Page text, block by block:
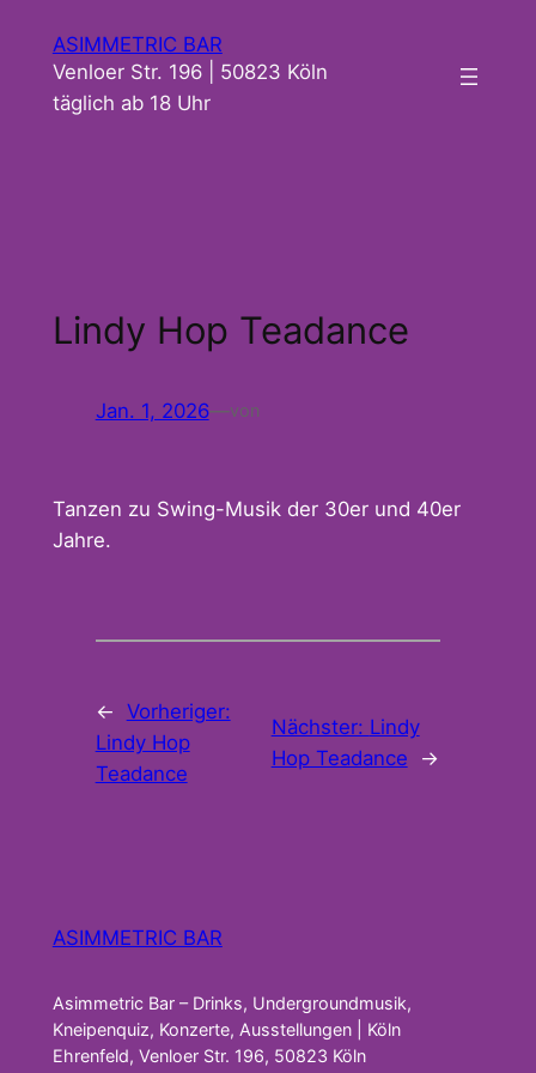
Inhalt
springen
ASIMMETRIC BAR
Venloer Str. 196 | 50823 Köln
täglich ab 18 Uhr
Lindy Hop Teadance
Jan. 1, 2026—von
Tanzen zu Swing-Musik der 30er und 40er
Jahre.
← Vorheriger:
Lindy Hop
Teadance
Nächster: Lindy
Hop Teadance
→
ASIMMETRIC BAR
Asimmetric Bar – Drinks, Undergroundmusik,
Kneipenquiz, Konzerte, Ausstellungen | Köln
Ehrenfeld, Venloer Str. 196, 50823 Köln